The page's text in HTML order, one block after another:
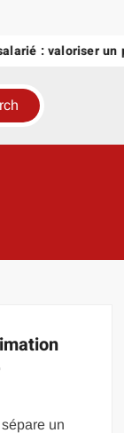
: valoriser
un